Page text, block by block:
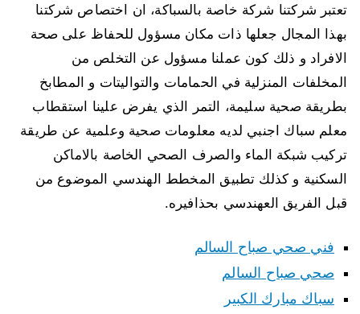
تعتبر شركتنا شركة خاصة بالسباكة، ان اختصاص شركتنا
بهذا المجال جعلها ذات مكان مسؤول للحفاظ على صحة
الافراد و ذلك كون عملنا مسؤول عن التخلص من
المخلفات المنزلية في الحمامات والتواليتات و المطابخ
بطريقة صحية سليمة، التمر الذي يفرض علينا استقطاب
معلم سباك اجنبي لديه معلومات صحية وعلمية عن طريقة
تركيب شبكة الماء والصرف الصحي الخاصة بالاماكن
السكنية و كذلك تطبيق المخطط الهندسي الموضوع من
قبل الفريق العهندسي بحذافيره.
فني صحي صباح السالم
صحي صباح السالم
سباك مبارك الكبير